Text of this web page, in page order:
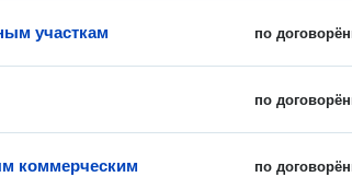
по
участкам
по
по
коммерческим